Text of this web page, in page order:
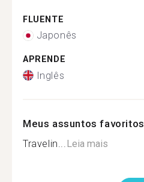
FLUENTE
Japonês
APRENDE
Inglês
Meus assuntos favoritos
Travelin... Leia mais